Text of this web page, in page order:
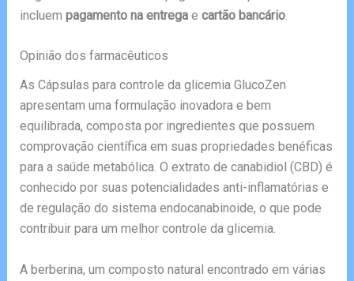
incluem pagamento na entregae cartão bancário.
Opinião dos farmacêuticos
As Cápsulas para controle da glicemia GlucoZen
apresentam uma formulação inovadora e bem
equilibrada, composta por ingredientes que possuem
comprovação científica em suas propriedades benéficas
para a saúde metabólica. O extrato de canabidiol (CBD) é
conhecido por suas potencialidades anti-inflamatórias e
de regulação do sistema endocanabinoide, o que pode
contribuir para um melhor controle da glicemia.
A berberina, um composto natural encontrado em várias